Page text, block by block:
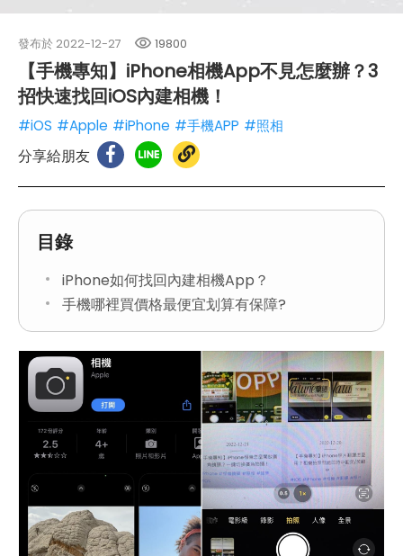
發布於 2022-12-27 19800
【手機專知】iPhone相機App不見怎麼辦？3
招快速找回iOS內建相機！
#iOS #Apple #iPhone #手機APP #照相
分享給朋友
目錄
iPhone如何找回內建相機App？
手機哪裡買價格最便宜划算有保障?